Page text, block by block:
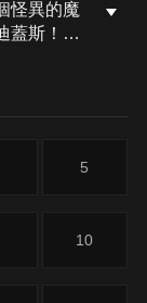
怪異的魔
蓋斯！螢
前往了地
5
10